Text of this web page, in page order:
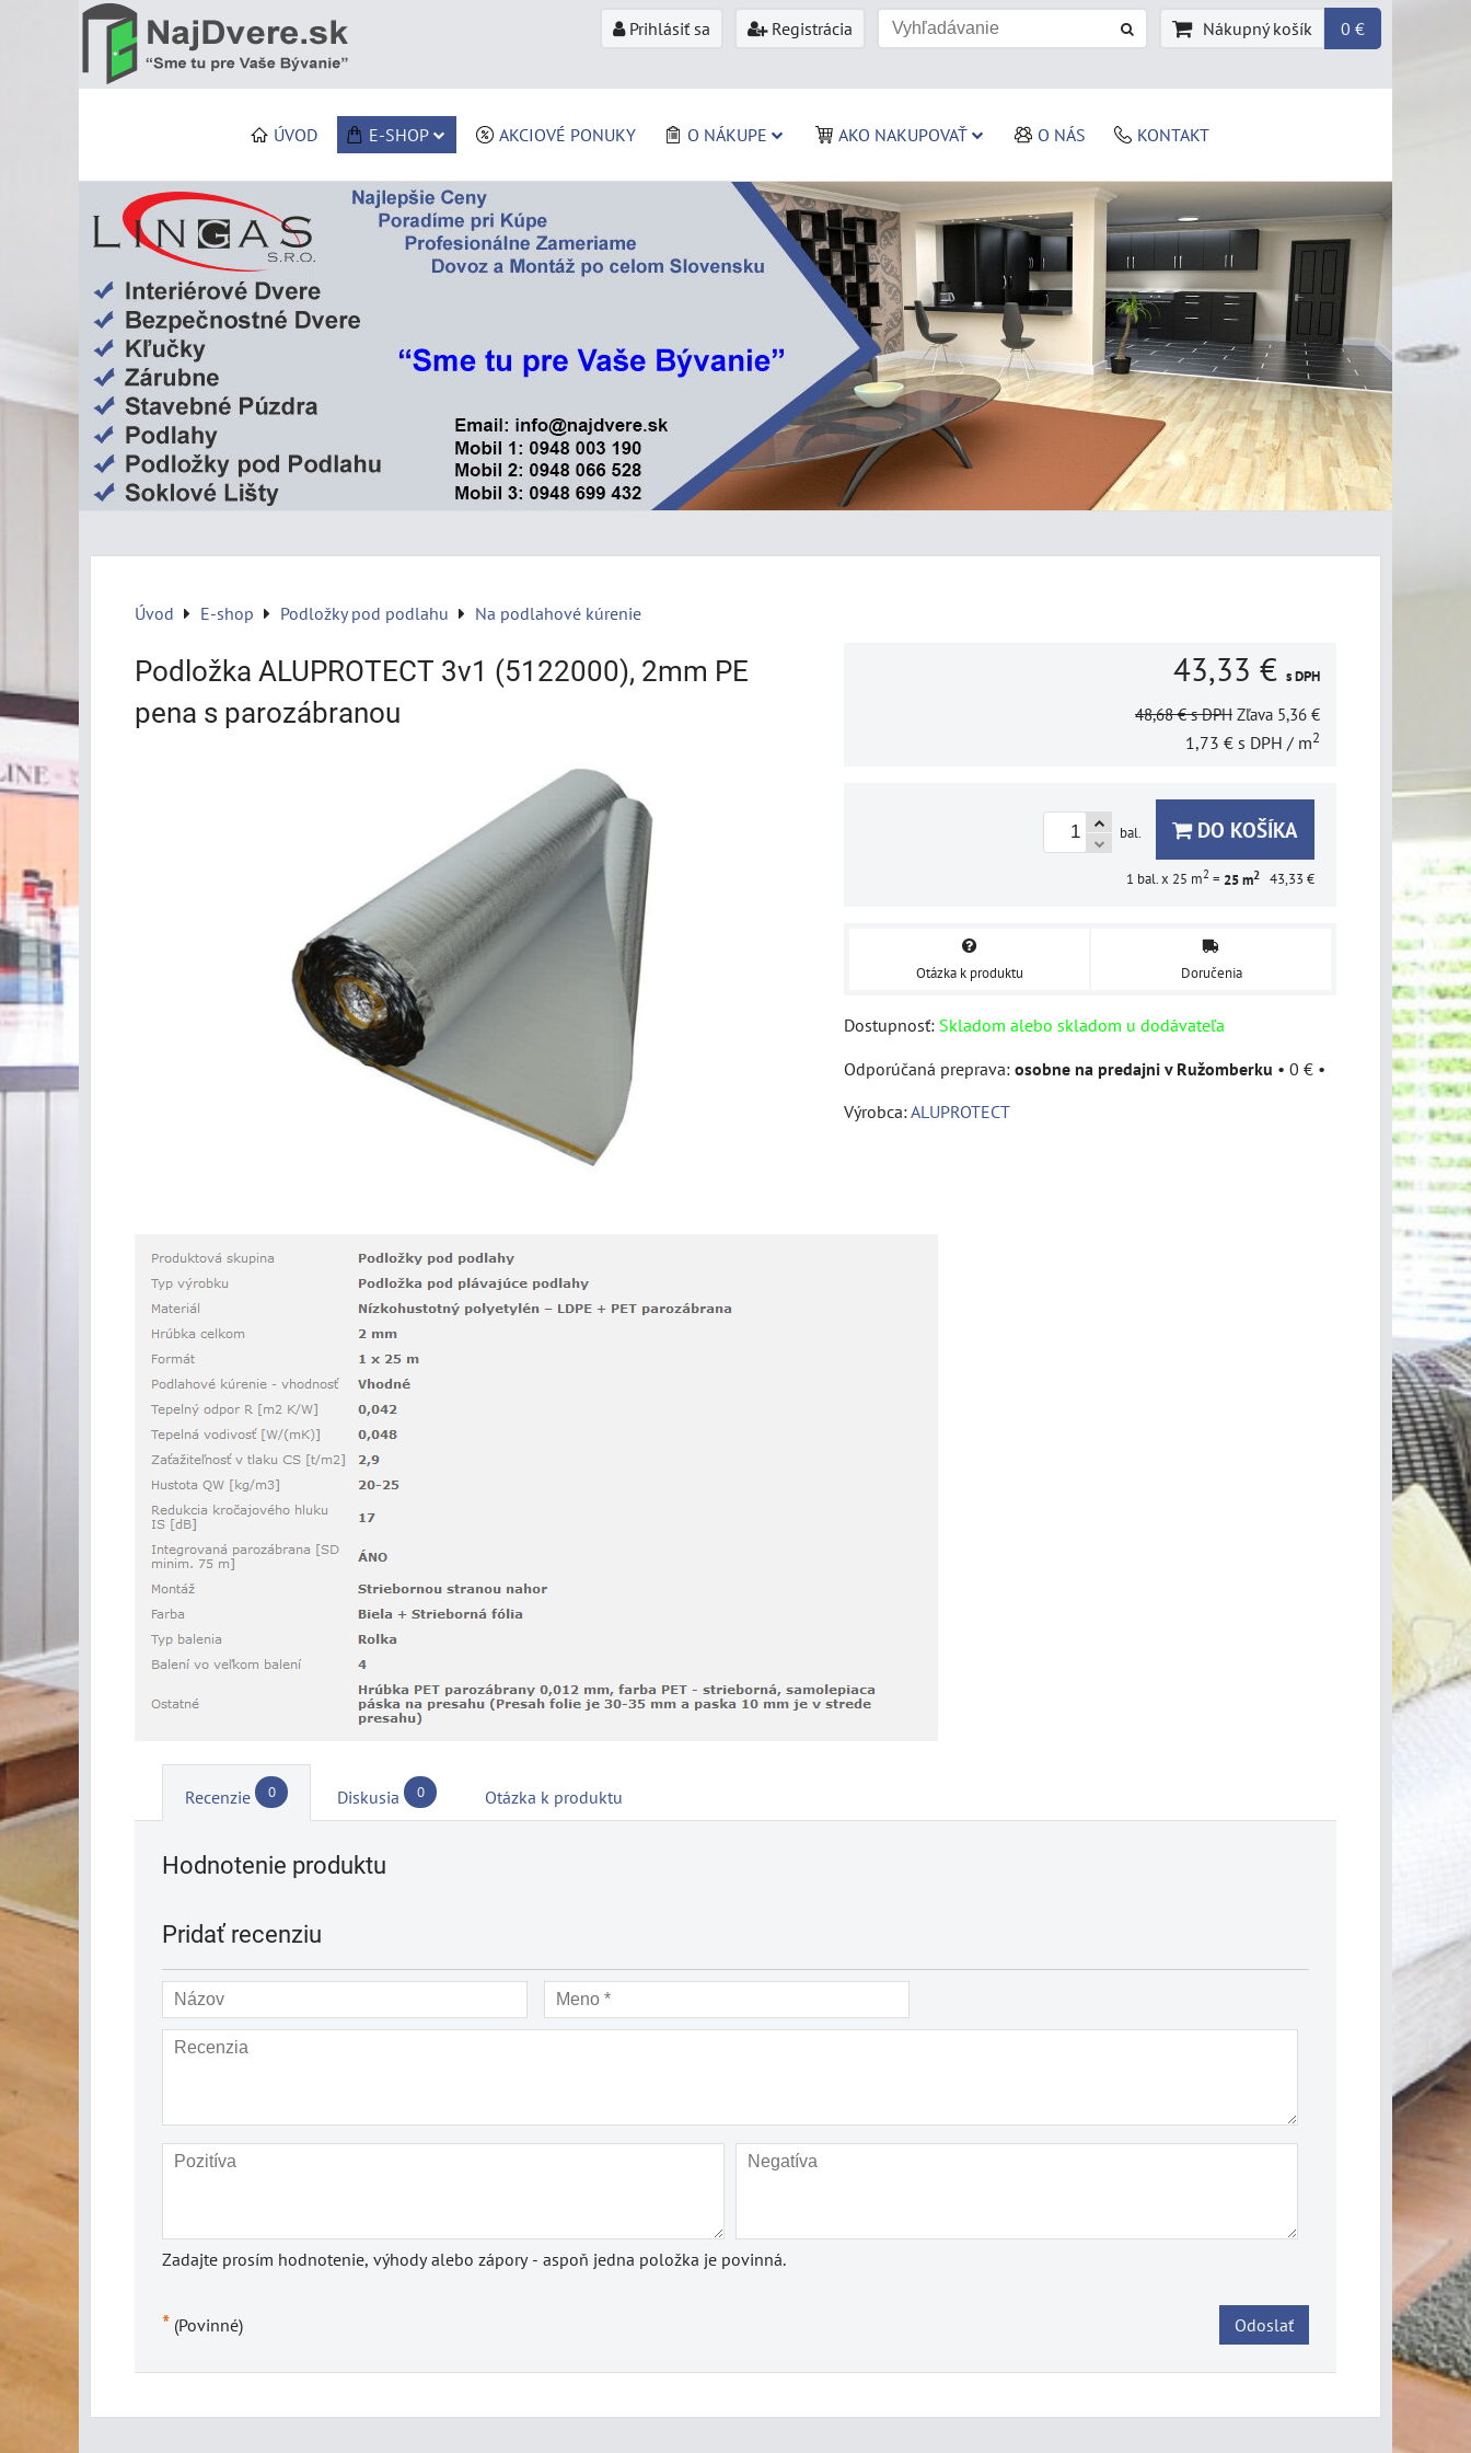
Prihlásiť sa Registrácia Nákupný košík 0 €
ÚVOD E-SHOP AKCIOVÉ PONUKY O NÁKUPE AKO NAKUPOVAŤ O NÁS KONTAKT
Úvod E-shop Podložky pod podlahu Na podlahové kúrenie
Podložka ALUPROTECT 3v1 (5122000), 2mm PE
pena s parozábranou
43,33 € s DPH
48,68 € s DPH Zľava 5,36 €
1,73 € s DPH / m2
bal. DO KOŠÍKA
1 bal. x 25 m2 = 25m2 43,33 €
Otázka k produktu Doručenia
Dostupnosť: Skladom alebo skladom u dodávateľa
osobne na predajni v Ružomberku • 0 € •
Výrobca:ALUPROTECT
Recenzie 0 Diskusia 0 Otázka k produktu
Hodnotenie produktu
Pridať recenziu
Zadajte prosím hodnotenie, výhody alebo zápory - aspoň jedna položka je povinná.
* (Povinné) Odoslať